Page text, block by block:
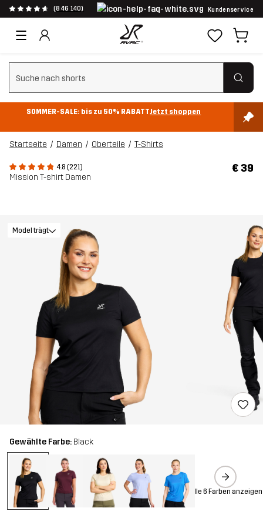
(846 140) Kundenservice
Suchfilter löschen
SOMMER-SALE: bis zu 50% RABATTJetzt shoppen
Startseite Damen Oberteile T-Shirts
4.8 (221)
Mission T-shirt Damen
€ 39
Model trägt
Gewählte Farbe: Black
Alle 6 Farben anzeigen